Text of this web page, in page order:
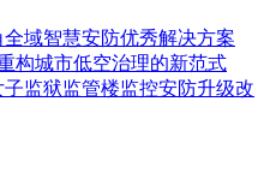
域智慧安防优秀解决方案
构城市低空治理的新范式
监狱监管楼监控安防升级改